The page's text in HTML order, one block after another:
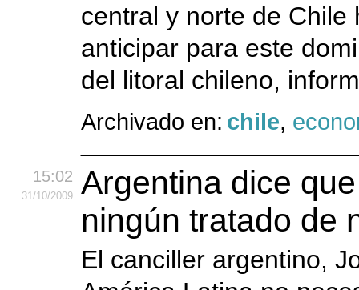
central y norte de
anticipar para este
del litoral chileno,
Archivado en: chile,
15:02
31/10/2009
Argentina dice
ningún tratado de
El canciller argentino,